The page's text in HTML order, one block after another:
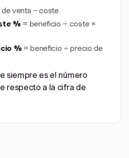
venta − coste.
% = beneficio ÷ coste ×
% = beneficio ÷ precio de
siempre es el número
respecto a la cifra de